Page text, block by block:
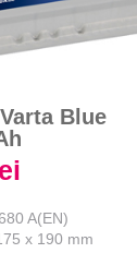
Blue
A(EN)
x 190 mm